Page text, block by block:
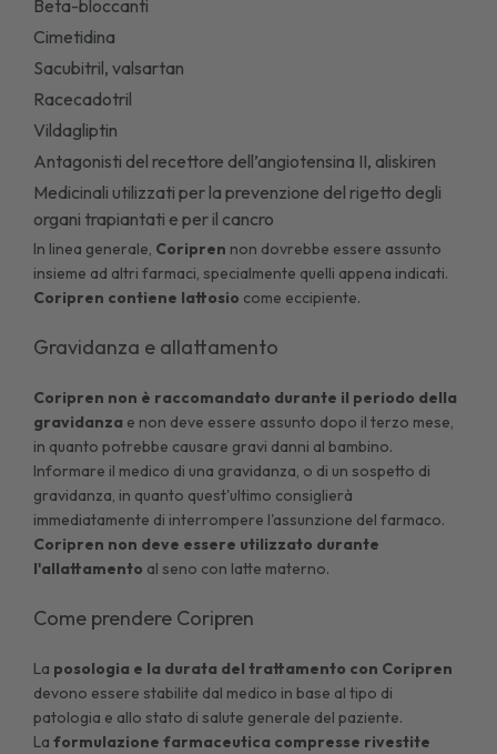
Beta-bloccanti
Cimetidina
Sacubitril, valsartan
Racecadotril
Vildagliptin
Antagonisti del recettore dell’angiotensina II, aliskiren
Medicinali utilizzati per la prevenzione del rigetto degli
organi trapiantati e per il cancro
In linea generale, Coripren non dovrebbe essere assunto
insieme ad altri farmaci, specialmente quelli appena indicati.
Coripren contiene lattosio come eccipiente.
Gravidanza e allattamento
Coripren non è raccomandato durante il periodo della
gravidanza e non deve essere assunto dopo il terzo mese,
in quanto potrebbe causare gravi danni al bambino.
Informare il medico di una gravidanza, o di un sospetto di
gravidanza, in quanto quest'ultimo consiglierà
immediatamente di interrompere l'assunzione del farmaco.
Coripren non deve essere utilizzato durante
l'allattamento al seno con latte materno.
Come prendere Coripren
La posologia e la durata del trattamento con Coripren
devono essere stabilite dal medico in base al tipo di
patologia e allo stato di salute generale del paziente.
Laformulazione farmaceutica compresse rivestite